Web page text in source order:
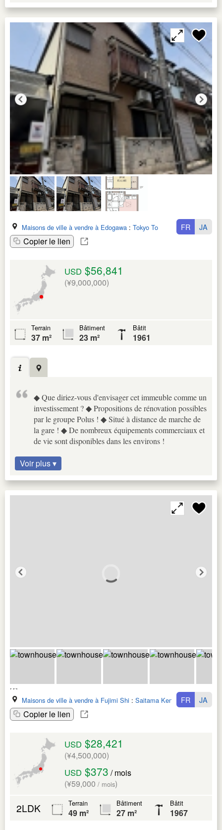
Maisons de ville à vendre à Edogawa : Tokyo To
Copier le lien
FR JA
USD $56,841
(¥9,000,000)
Terrain
37 m²
Bâtiment
23 m²
Bâtit
1961
◆ Que diriez-vous d'envisager cet immeuble comme un
investissement ? ◆ Propositions de rénovation possibles
par le groupe Polus ! ◆ Situé à distance de marche de
la gare ! ◆ De nombreux équipements commerciaux et
de vie sont disponibles dans les environs !
Voir plus ▾
Maisons de ville à vendre à Fujimi Shi : Saitama Ken
Copier le lien
FR JA
USD $28,421
(¥4,500,000)
USD $373 / mois
(¥59,000 / mois)
2LDK Terrain
49 m²
Bâtiment
27 m²
Bâtit
1967